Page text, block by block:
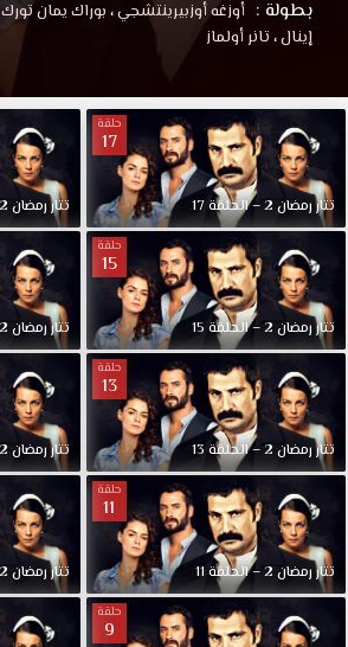
بطولة : أوزغه أوزبيرينتشجي، بوراك يمان تورك
إينال، تانر أولماز
حلقة
17
تتار رمضان 2 – الحلقة 17 تتار رمضان 2 – الحلقة 16
حلقة
15
تتار رمضان 2 – الحلقة 15 تتار رمضان 2 – الحلقة 14
حلقة
13
تتار رمضان 2 – الحلقة 13 تتار رمضان 2 – الحلقة 12
حلقة
11
تتار رمضان 2 – الحلقة 11 تتار رمضان 2 – الحلقة 10
حلقة
9